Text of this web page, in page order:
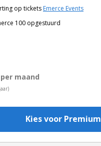
op tickets Emerce Events
100 opgestuurd
per maand
Kies voor Premium